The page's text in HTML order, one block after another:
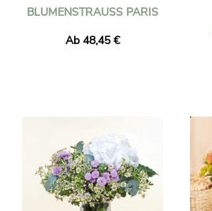
BLUMENSTRAUSS PARIS
Ab 48,45 €